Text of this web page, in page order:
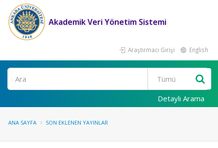
Akademik Veri Yönetim Sistemi
Araştırmacı Girişi English
Ara
Detaylı Arama
ANA SAYFA SON EKLENEN YAYINLAR